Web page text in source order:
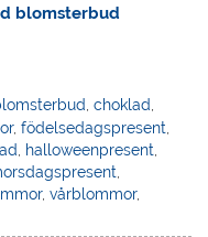
blomsterbud
,choklad
,födelsedagspresent
halloweenpresent
,vårblommor,